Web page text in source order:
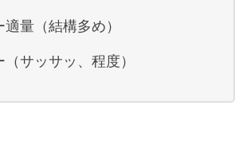
適量（結構多め）
（サッサッ、程度）